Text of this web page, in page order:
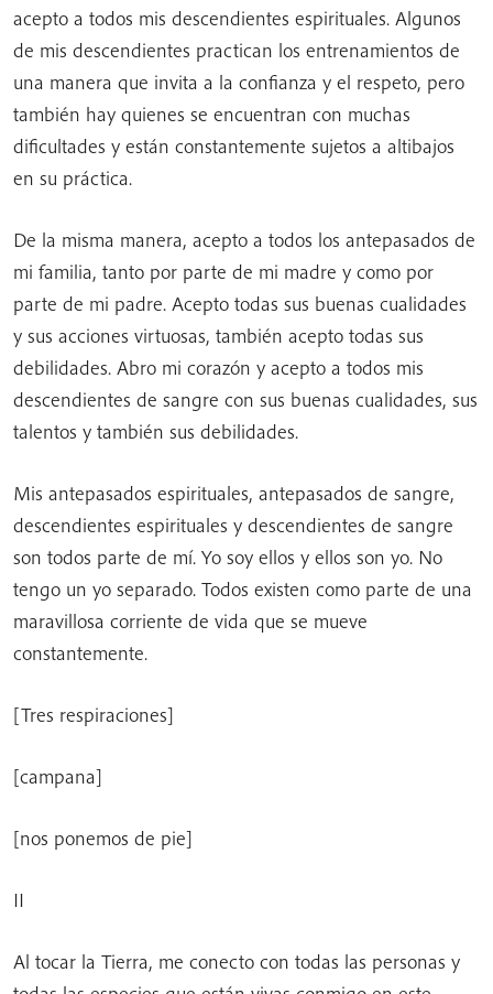
acepto a todos mis descendientes espirituales. Algunos
de mis descendientes practican los entrenamientos de
una manera que invita a la confianza y el respeto, pero
también hay quienes se encuentran con muchas
dificultades y están constantemente sujetos a altibajos
en su práctica.
De la misma manera, acepto a todos los antepasados de
mi familia, tanto por parte de mi madre y como por
parte de mi padre. Acepto todas sus buenas cualidades
y sus acciones virtuosas, también acepto todas sus
debilidades. Abro mi corazón y acepto a todos mis
descendientes de sangre con sus buenas cualidades, sus
talentos y también sus debilidades.
Mis antepasados espirituales, antepasados de sangre,
descendientes espirituales y descendientes de sangre
son todos parte de mí. Yo soy ellos y ellos son yo. No
tengo un yo separado. Todos existen como parte de una
maravillosa corriente de vida que se mueve
constantemente.
[Tres respiraciones]
[campana]
[nos ponemos de pie]
II
Al tocar la Tierra, me conecto con todas las personas y